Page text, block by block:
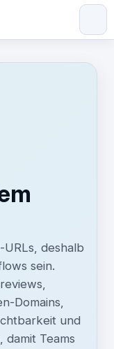
deshalb
sein.
Domains,
und
Teams